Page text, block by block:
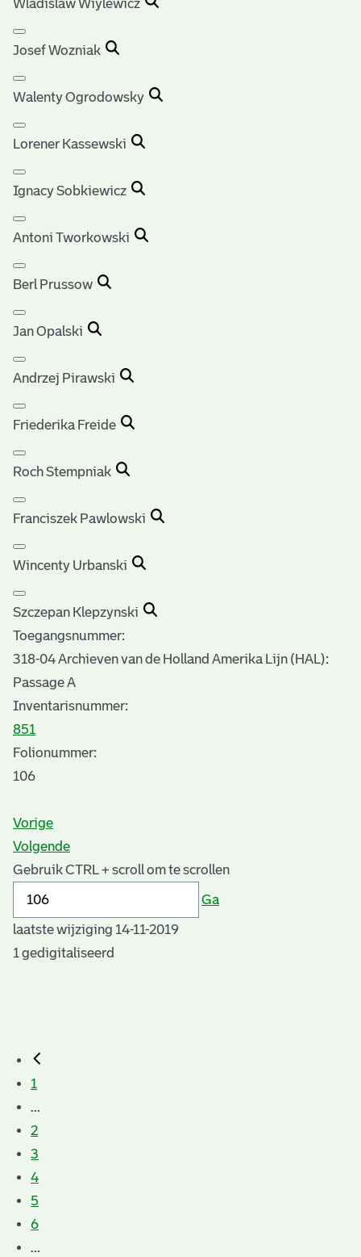
Wladislaw Wiylewicz
Josef Wozniak
Walenty Ogrodowsky
Lorener Kassewski
Ignacy Sobkiewicz
Antoni Tworkowski
Berl Prussow
Jan Opalski
Andrzej Pirawski
Friederika Freide
Roch Stempniak
Franciszek Pawlowski
Wincenty Urbanski
Szczepan Klepzynski
Toegangsnummer:
318-04 Archieven van de Holland Amerika Lijn (HAL):
Passage A
Inventarisnummer:
851
Folionummer:
106
Vorige
Volgende
Gebruik CTRL + scroll om te scrollen
Ga
laatste wijziging 14-11-2019
1 gedigitaliseerd
1
...
2
3
4
5
6
...